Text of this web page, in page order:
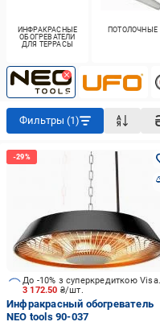
ИНФРАКРАСНЫЕ
ОБОГРЕВАТЕЛИ
ДЛЯ ТЕРРАСЫ
ПОТОЛОЧНЫЕ
Фильтры (1)
3 172.50 ₴/шт.
До -10% з суперкредиткою Visa Вигода
Инфракрасный обогреватель
NEO tools 90-037